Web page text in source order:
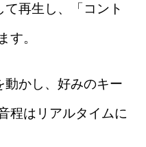
て再生し、「コント
す。
動かし、好みのキー
程はリアルタイムに